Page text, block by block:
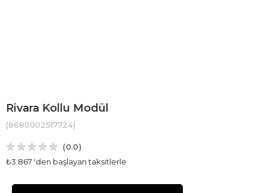
Rivara Kollu Modül
(8680002517724)
0.0
₺3.867 'den başlayan taksitlerle